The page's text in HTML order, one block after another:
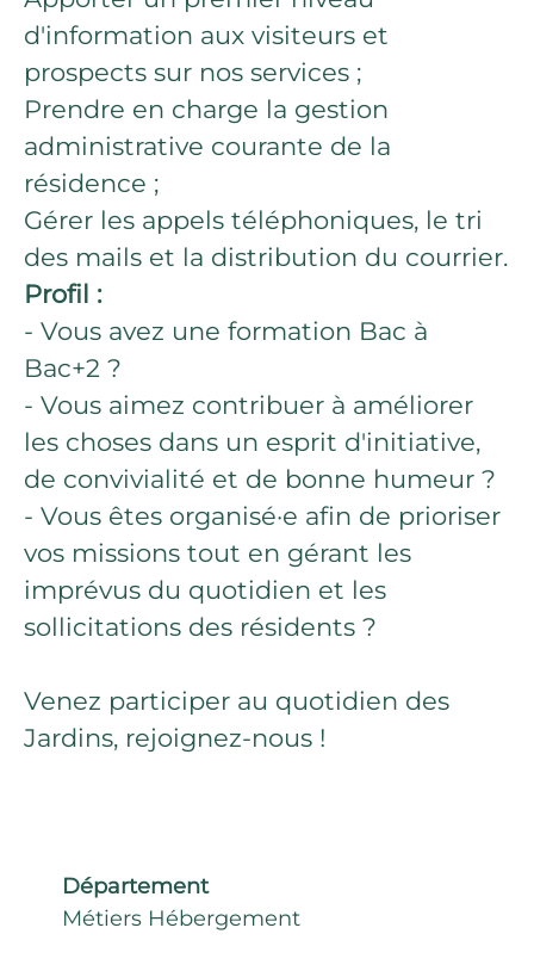
d'information aux visiteurs et
prospects sur nos services ;
Prendre en charge la gestion
administrative courante de la
résidence ;
Gérer les appels téléphoniques, le tri
des mails et la distribution du courrier.
Profil :
- Vous avez une formation Bac à
Bac+2 ?
- Vous aimez contribuer à améliorer
les choses dans un esprit d'initiative,
de convivialité et de bonne humeur ?
- Vous êtes organisé·e afin de prioriser
vos missions tout en gérant les
imprévus du quotidien et les
sollicitations des résidents ?
Venez participer au quotidien des
Jardins, rejoignez-nous !
Département
Métiers Hébergement